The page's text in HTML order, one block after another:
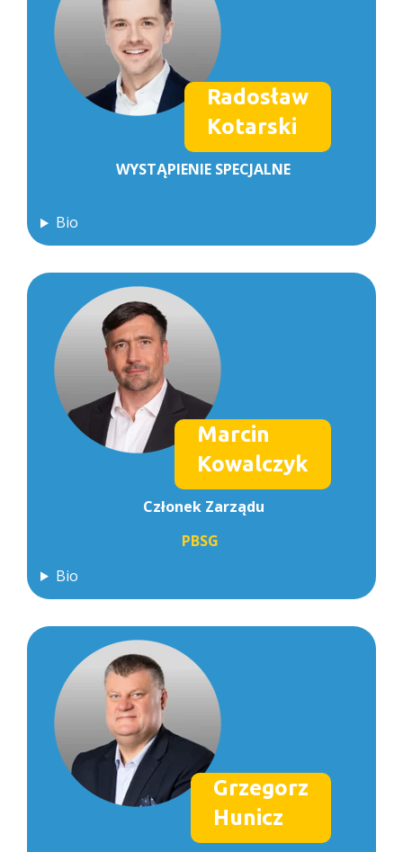
Radosław
Kotarski
WYSTĄPIENIE SPECJALNE
Bio
Marcin
Kowalczyk
Członek Zarządu
PBSG
Bio
Grzegorz
Hunicz